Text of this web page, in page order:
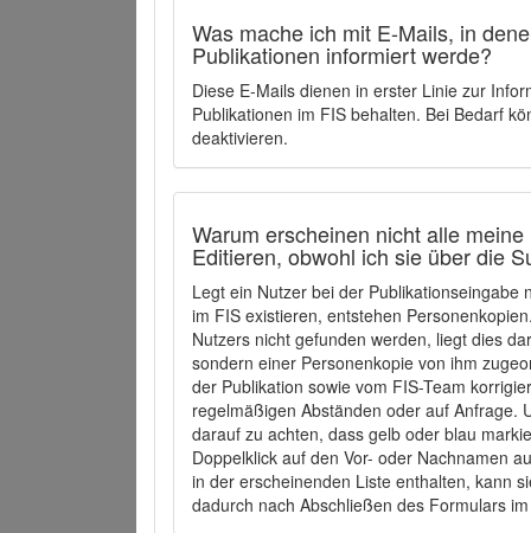
Was mache ich mit E-Mails, in
Publikationen informiert werde?
Diese E-Mails dienen in erster Linie zur
Publikationen im FIS behalten. Bei Bedarf
deaktivieren.
Warum erscheinen nicht alle
Editieren, obwohl ich sie über die
Legt ein Nutzer bei der
im FIS existieren, entstehen
Nutzers nicht gefunden werden, liegt dies
sondern einer Personenkopie von ihm
der Publikation sowie vom FIS-Team
regelmäßigen Abständen oder auf Anfrage.
darauf zu achten, dass gelb oder blau
Doppelklick auf den Vor- oder Nachnamen
in der erscheinenden Liste enthalten, kann
dadurch nach Abschließen des Formulars